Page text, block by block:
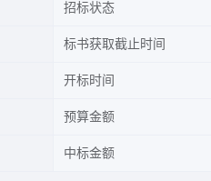
招标状态
标书获取截止时间
开标时间
预算金额
中标金额